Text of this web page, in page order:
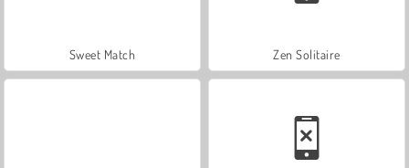
Sweet Match Zen Solitaire